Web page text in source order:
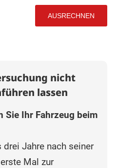
nicht
lassen
Sie Ihr Fahrzeug beim
Jahre nach seiner
Mal zur